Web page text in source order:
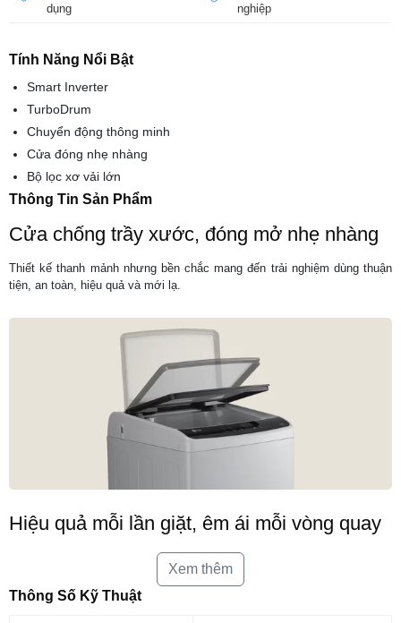
dụng
nghiệp
Tính Năng Nổi Bật
Smart Inverter
TurboDrum
Chuyển động thông minh
Cửa đóng nhẹ nhàng
Bộ lọc xơ vải lớn
Thông Tin Sản Phẩm
Cửa chống trầy xước, đóng mở nhẹ nhàng
Thiết kế thanh mảnh nhưng bền chắc mang đến trải nghiệm dùng thuận
tiện, an toàn, hiệu quả và mới lạ.
Hiệu quả mỗi lần giặt, êm ái mỗi vòng quay
Smart Inverter Motor™ của LG đảm bảo giặt mạnh mẽ mà không gây ồn.
Xem thêm
Thông Số Kỹ Thuật